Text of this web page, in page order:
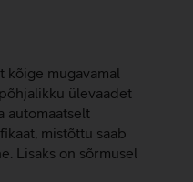
kõige mugavamal
ülevaadet
automaatselt
mistõttu saab
Lisaks on sõrmusel